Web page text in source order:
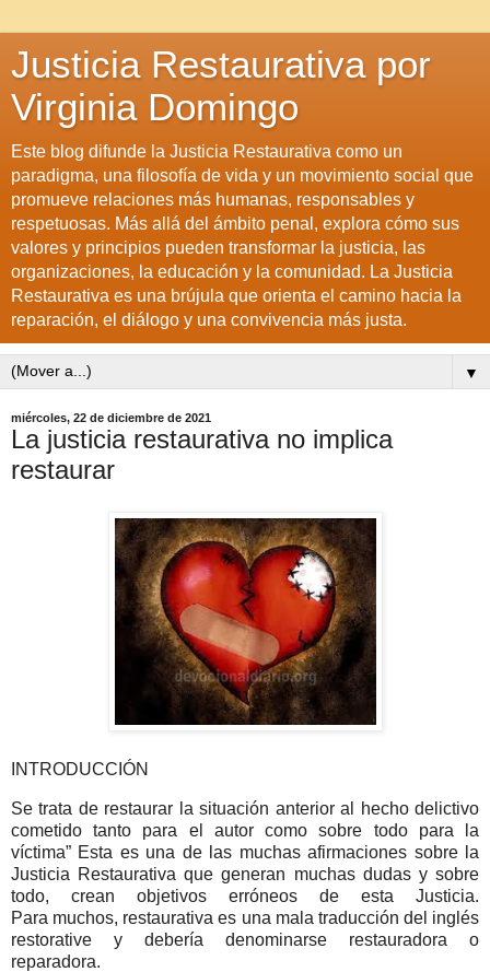
Justicia Restaurativa por
Virginia Domingo
Este blog difunde la Justicia Restaurativa como un
paradigma, una filosofía de vida y un movimiento social que
promueve relaciones más humanas, responsables y
respetuosas. Más allá del ámbito penal, explora cómo sus
valores y principios pueden transformar la justicia, las
organizaciones, la educación y la comunidad. La Justicia
Restaurativa es una brújula que orienta el camino hacia la
reparación, el diálogo y una convivencia más justa.
▼
miércoles, 22 de diciembre de 2021
La justicia restaurativa no implica
restaurar
INTRODUCCIÓN
Se trata de restaurar la situación anterior al hecho delictivo
cometido tanto para el autor como sobre todo para la
víctima” Esta es una de las muchas afirmaciones sobre la
Justicia Restaurativa que generan muchas dudas y sobre
todo, crean objetivos erróneos de esta Justicia.
Para muchos, restaurativa es una mala traducción del inglés
restorative y debería denominarse restauradora o
reparadora.